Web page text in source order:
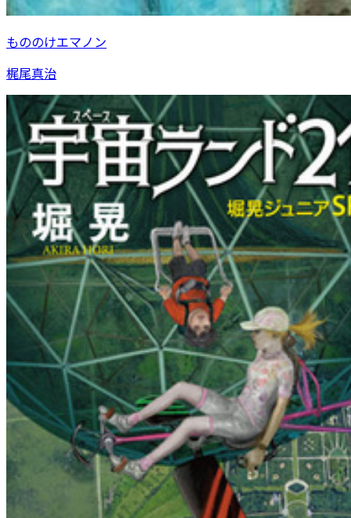
もののけエマノン
梶尾真治